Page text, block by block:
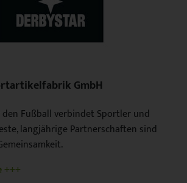
GmbH
Fußball verbindet Sportler und
langjährige Partnerschaften sind
+++